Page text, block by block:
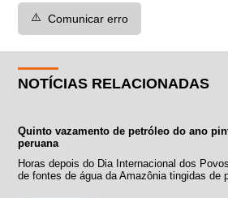
⚠️ Comunicar erro
NOTÍCIAS RELACIONADAS
Quinto vazamento de petróleo do ano
peruana
Horas depois do Dia Internacional dos
de fontes de água da Amazônia tingidas de